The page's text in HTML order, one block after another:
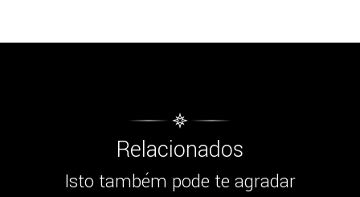
Relacionados
Isto também pode te agradar